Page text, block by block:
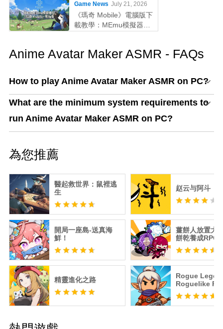
Game News July 21, 2026
《瑪奇 Mobile》電腦版下
載教學：MEmu模擬器鍵
Anime Avatar Maker ASMR - FAQs
How to play Anime Avatar Maker ASMR on PC?
What are the minimum system requirements to
run Anime Avatar Maker ASMR on PC?
為您推薦
醫起救世界：鼠裡逃
生
赵云与阿斗
開局一座島-送真海
鮮！
薑餅人放置大
餅乾養成RPG
精靈進化之路
Rogue
Roguelike